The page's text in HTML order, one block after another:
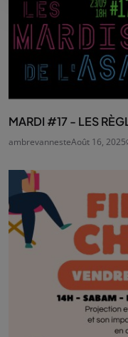
MARDI #17 - LES
ambrevannesteAoût 16, 2025